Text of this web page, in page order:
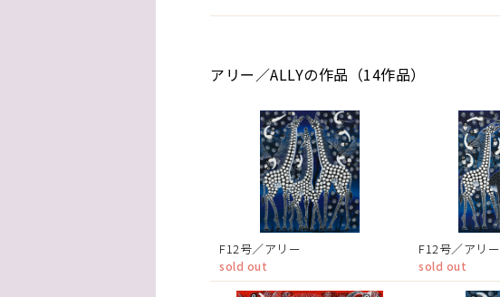
アリー／ALLYの作品（14作品）
F12号／アリー
sold out
F12号／アリー
sold out